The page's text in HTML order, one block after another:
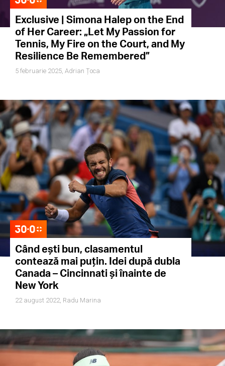
Exclusive | Simona Halep on the End
of Her Career: „Let My Passion for
Tennis, My Fire on the Court, and My
Resilience Be Remembered”
5 februarie 2025, Adrian Țoca
Când ești bun, clasamentul
contează mai puțin. Idei după dubla
Canada – Cincinnati și înainte de
New York
22 august 2022, Radu Marina